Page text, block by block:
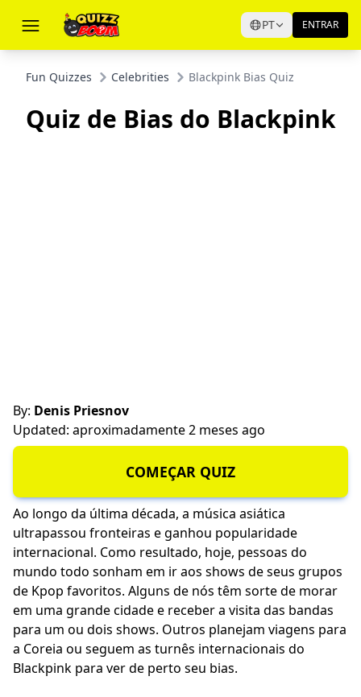
PT ENTRAR
Fun Quizzes Celebrities Blackpink Bias Quiz
Quiz de Bias do Blackpink
By: Denis Priesnov
Updated: aproximadamente 2 meses ago
COMEÇAR QUIZ
Ao longo da última década, a música asiática
ultrapassou fronteiras e ganhou popularidade
internacional. Como resultado, hoje, pessoas do
mundo todo sonham em ir aos shows de seus grupos
de Kpop favoritos. Alguns de nós têm sorte de morar
em uma grande cidade e receber a visita das bandas
para um ou dois shows. Outros planejam viagens para
a Coreia ou seguem as turnês internacionais do
Blackpink para ver de perto seu bias.